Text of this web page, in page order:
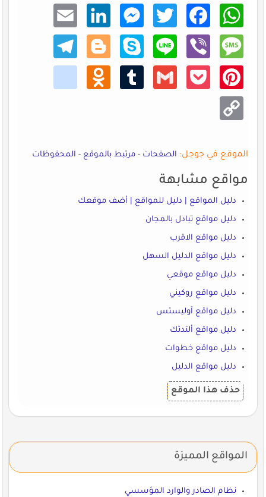
What
sApp
Faceb
ook
Twitt
er
Mess
enger
Linke
dIn
Email
Mess
age
Viber
Line
Skype
Blogg
er
Teleg
ram
Pinte
rest
Pocke
Gmail
Tumb
Odno
klass
niki
Copy
Link
الموقع في جوجل: الصفحات-مرتبط بالموقع-المحفوظات
مواقع مشابهة
دليل المواقع | دليل للمواقع | أضف موقعك
دليل مواقع تبادل بالمجان
دليل مواقع الاقرب
دليل مواقع الدليل السهل
دليل مواقع موقعي
دليل مواقع روكيني
دليل مواقع آوليستس
دليل مواقع ألتدتك
دليل مواقع خطوات
دليل مواقع الدليل
حذف هذا الموقع
المواقع المميزة
نظام الصادر والوارد المؤسسي